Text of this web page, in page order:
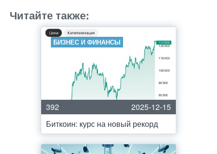
Читайте также:
БИЗНЕС И ФИНАНСЫ
392
2025-12-15
Биткоин: курс на новый рекорд